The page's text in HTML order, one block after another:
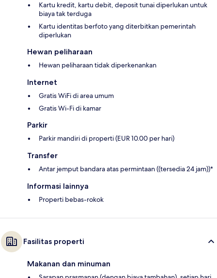
Kartu kredit, kartu debit, deposit tunai diperlukan untuk
biaya tak terduga
Kartu identitas berfoto yang diterbitkan pemerintah
diperlukan
Hewan peliharaan
Hewan peliharaan tidak diperkenankan
Internet
Gratis WiFi di area umum
Gratis Wi-Fi di kamar
Parkir
Parkir mandiri di properti (EUR 10.00 per hari)
Transfer
Antar jemput bandara atas permintaan ((tersedia 24 jam))*
Informasi lainnya
Properti bebas-rokok
Fasilitas properti
Makanan dan minuman